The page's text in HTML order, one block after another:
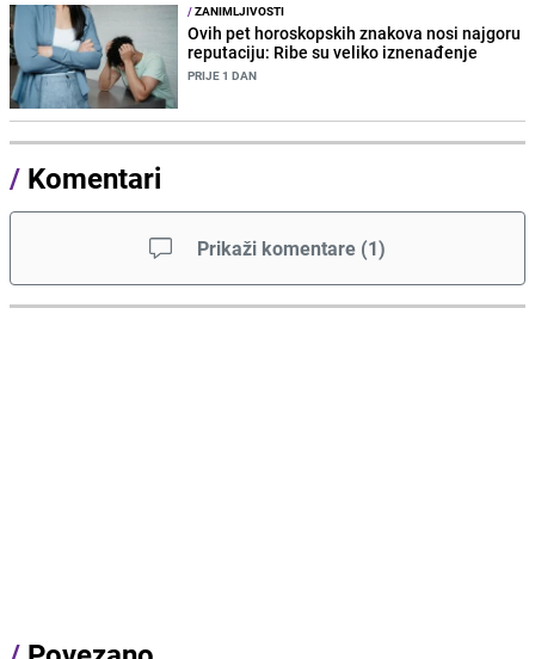
/ZANIMLJIVOSTI
Ovih pet horoskopskih znakova nosi najgoru
reputaciju: Ribe su veliko iznenađenje
PRIJE 1 DAN
/ Komentari
Prikaži komentare (1)